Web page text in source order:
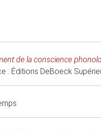
de la conscience
: Éditions DeBoeck